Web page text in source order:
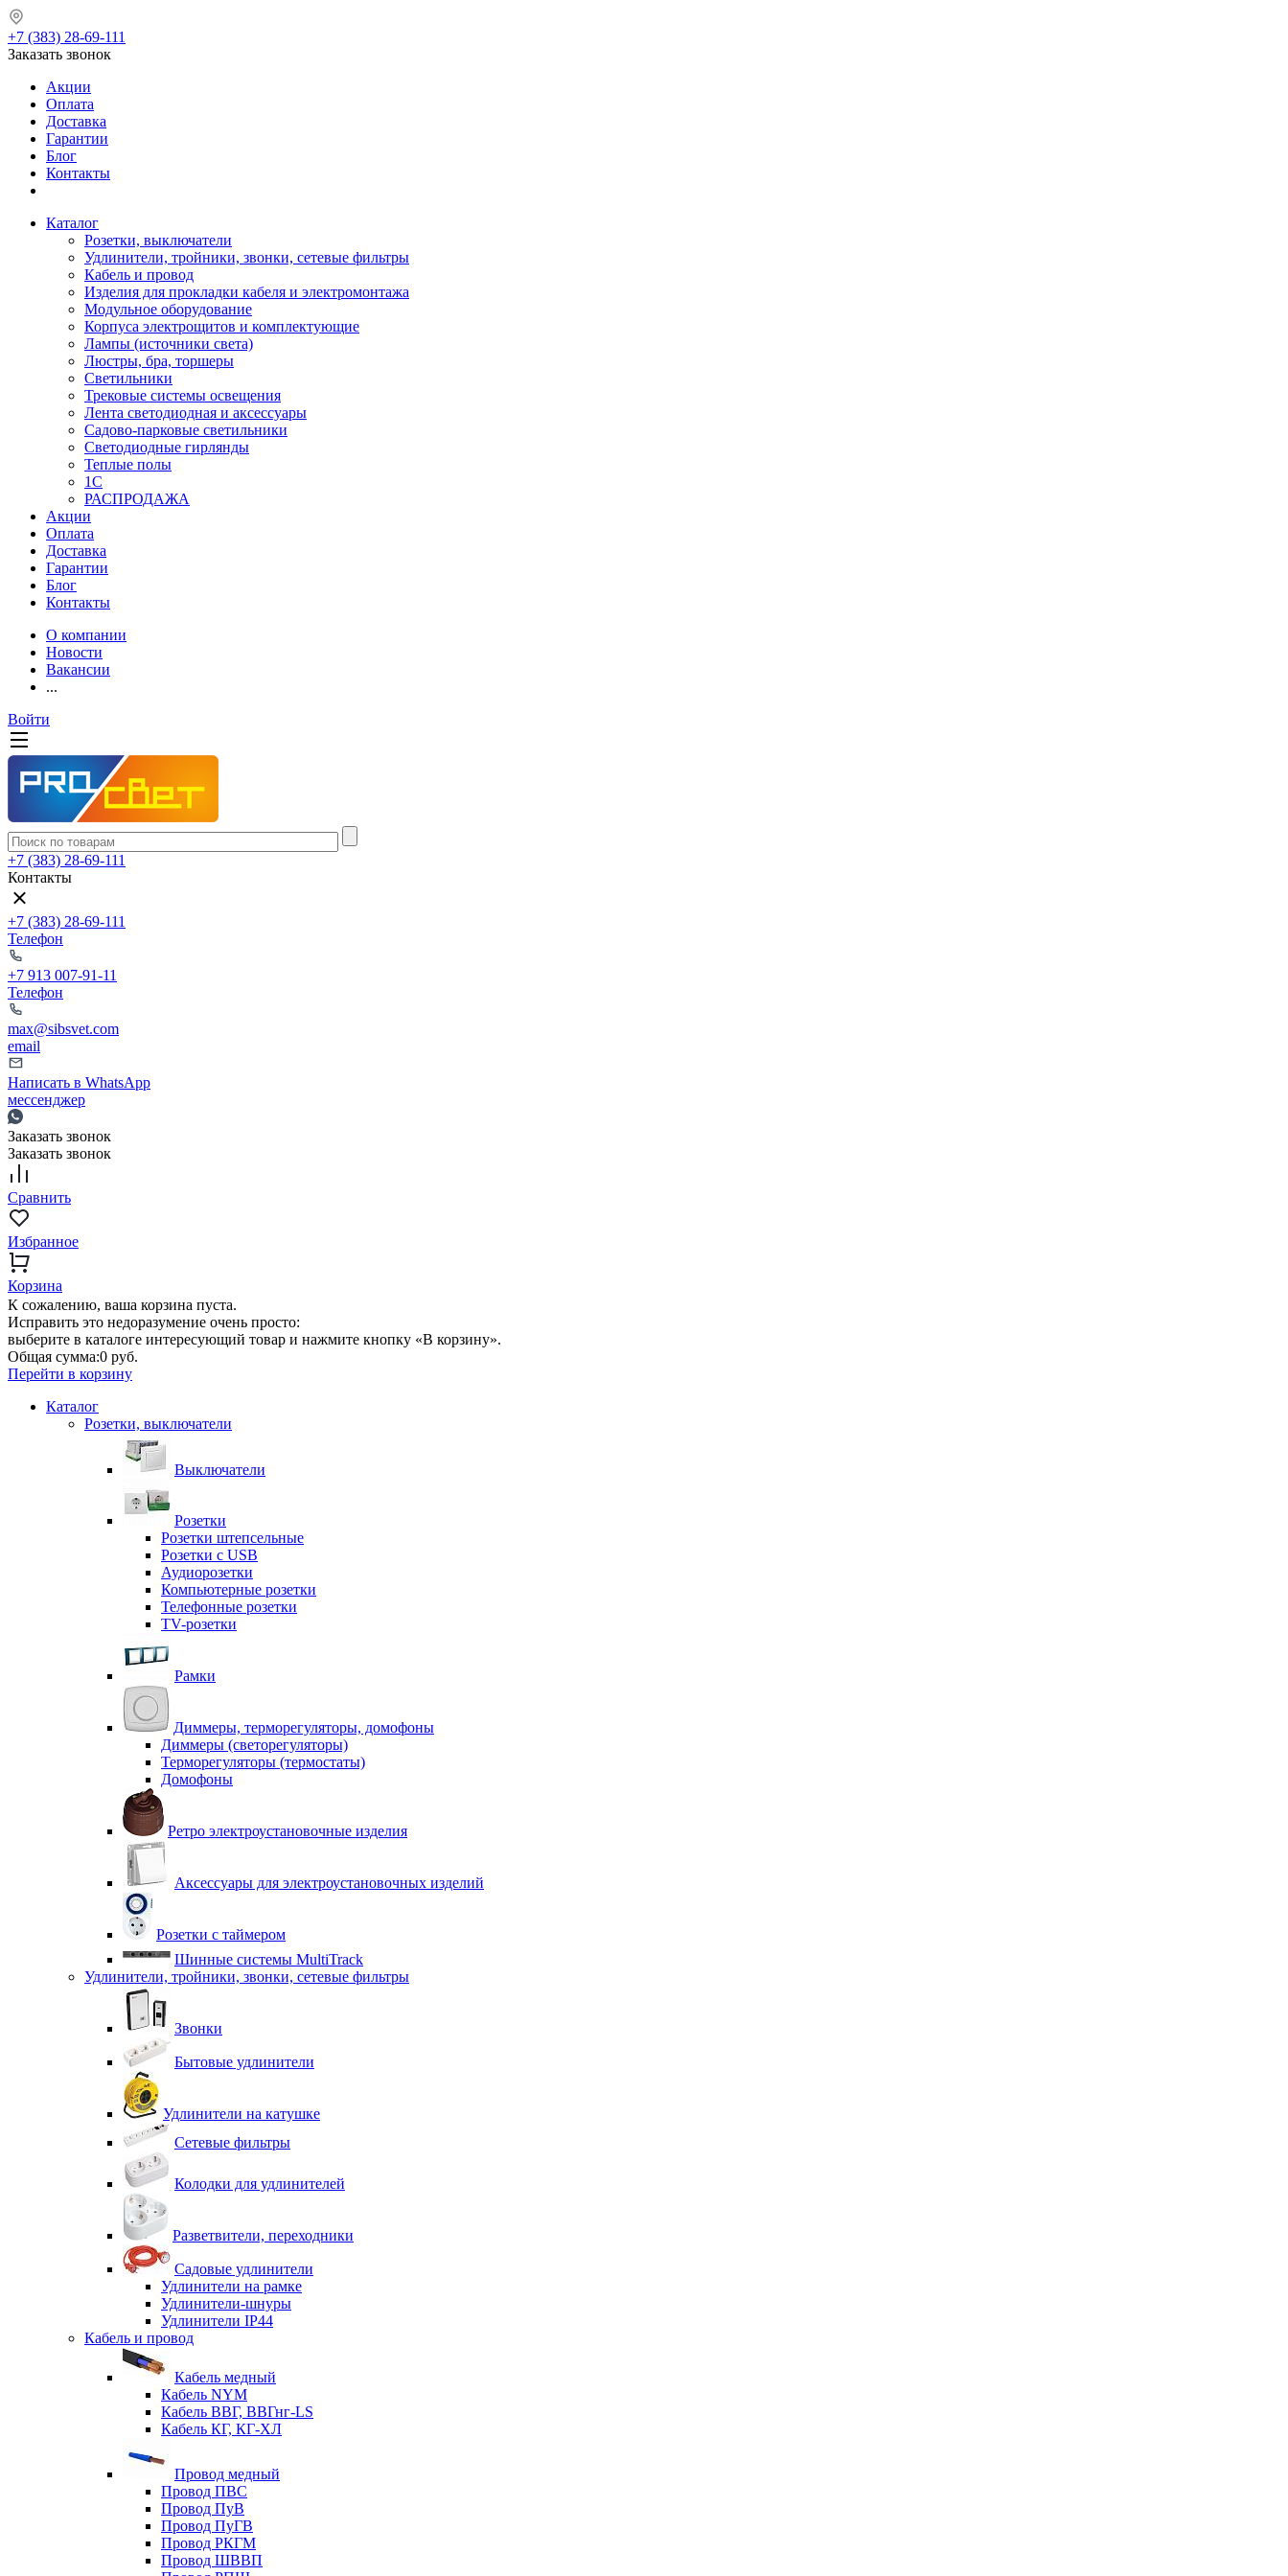
+7 (383) 28-69-111
Заказать звонок
Акции
Оплата
Доставка
Гарантии
Блог
Контакты
Каталог
Розетки, выключатели
Удлинители, тройники, звонки, сетевые фильтры
Кабель и провод
Изделия для прокладки кабеля и электромонтажа
Модульное оборудование
Корпуса электрощитов и комплектующие
Лампы (источники света)
Люстры, бра, торшеры
Светильники
Трековые системы освещения
Лента светодиодная и аксессуары
Садово-парковые светильники
Светодиодные гирлянды
Теплые полы
1С
РАСПРОДАЖА
Акции
Оплата
Доставка
Гарантии
Блог
Контакты
О компании
Новости
Вакансии
...
Войти
+7 (383) 28-69-111
Контакты
+7 (383) 28-69-111
Телефон
+7 913 007-91-11
Телефон
max@sibsvet.com
email
Написать в WhatsApp
мессенджер
Заказать звонок
Заказать звонок
Сравнить
Избранное
Корзина
К сожалению, ваша корзина пуста.
Исправить это недоразумение очень просто:
выберите в каталоге интересующий товар и нажмите кнопку «В корзину».
Общая сумма:0 руб.
Перейти в корзину
Каталог
Розетки, выключатели
Выключатели
Розетки
Розетки штепсельные
Розетки с USB
Аудиорозетки
Компьютерные розетки
Телефонные розетки
TV-розетки
Рамки
Диммеры, терморегуляторы, домофоны
Диммеры (светорегуляторы)
Терморегуляторы (термостаты)
Домофоны
Ретро электроустановочные изделия
Аксессуары для электроустановочных изделий
Розетки с таймером
Шинные системы MultiTrack
Удлинители, тройники, звонки, сетевые фильтры
Звонки
Бытовые удлинители
Удлинители на катушке
Сетевые фильтры
Колодки для удлинителей
Разветвители, переходники
Садовые удлинители
Удлинители на рамке
Удлинители-шнуры
Удлинители IP44
Кабель и провод
Кабель медный
Кабель NYM
Кабель ВВГ, ВВГнг-LS
Кабель КГ, КГ-ХЛ
Провод медный
Провод ПВС
Провод ПуВ
Провод ПуГВ
Провод РКГМ
Провод ШВВП